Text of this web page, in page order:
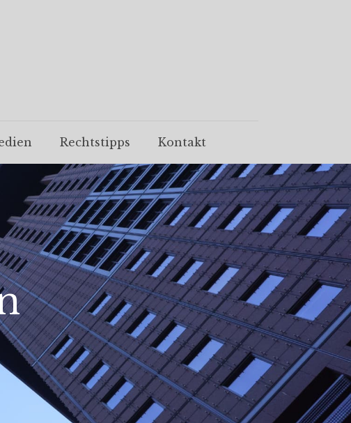
Rechtstipps Kontakt